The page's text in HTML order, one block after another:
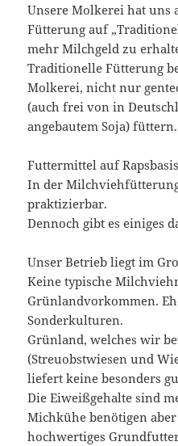
Unsere Molkerei hat uns
Fütterung auf
mehr Milchgeld zu
Traditionelle Fütterung
Molkerei, nicht nur
(auch frei von in
angebautem Soja) füttern.
Futtermittel auf
In der
praktizierbar.
Dennoch gibt es einiges
Unser Betrieb liegt im
Keine typische
Grünlandvorkommen.
Sonderkulturen.
Grünland, welches wir
(Streuobstwiesen und
liefert keine besonders
Die Eiweißgehalte sind
Michkühe benötigen
hochwertiges